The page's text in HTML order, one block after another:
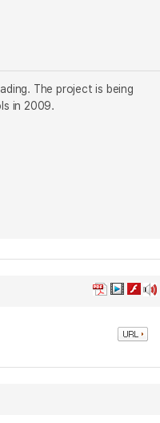
The project is being
in 2009.